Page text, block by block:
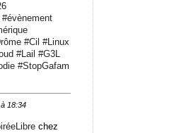
#évènement
#Cil #Linux
#Lail #G3L
#StopGafam
18:34
chez